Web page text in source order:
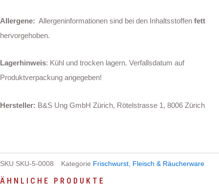
Allergene: Allergeninformationen sind bei den Inhaltsstoffen fett
hervorgehoben.
Lagerhinweis: Kühl und trocken lagern. Verfallsdatum auf
Produktverpackung angegeben!
Hersteller: B&S Ung GmbH Zürich, Rötelstrasse 1, 8006 Zürich
SKU SKU-5-0008 Kategorie Frischwurst, Fleisch & Räucherware
ÄHNLICHE PRODUKTE